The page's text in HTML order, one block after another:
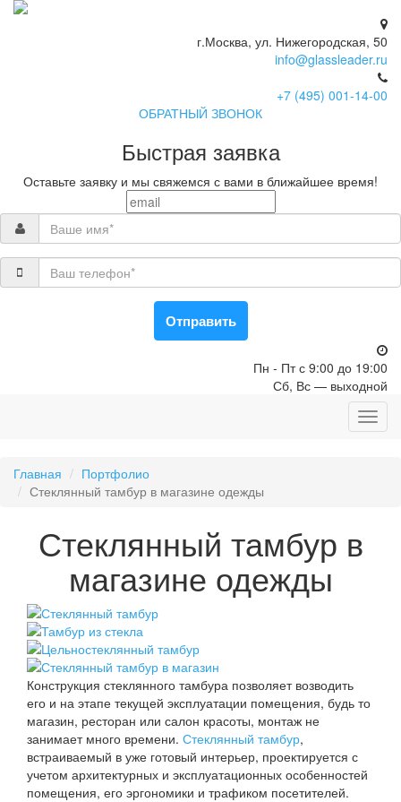
г.Москва, ул. Нижегородская, 50
info@glassleader.ru
+7 (495) 001-14-00
ОБРАТНЫЙ ЗВОНОК
Быстрая заявка
Оставьте заявку и мы свяжемся с вами в ближайшее время!
Отправить
Пн - Пт с 9:00 до 19:00
Сб, Вс — выходной
Главная
Портфолио
Стеклянный тамбур в магазине одежды
Стеклянный тамбур в
магазине одежды
Конструкция стеклянного тамбура позволяет возводить
его и на этапе текущей эксплуатации помещения, будь то
магазин, ресторан или салон красоты, монтаж не
занимает много времени. Стеклянный тамбур,
встраиваемый в уже готовый интерьер, проектируется с
учетом архитектурных и эксплуатационных особенностей
помещения, его эргономики и трафиком посетителей.